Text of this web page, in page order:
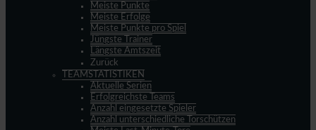
Meiste Punkte
Meiste Erfolge
Meiste Punkte pro Spiel
Jüngste Trainer
Längste Amtszeit
Zurück
TEAMSTATISTIKEN
Aktuelle Serien
Erfolgreichste Teams
Anzahl eingesetzte Spieler
Anzahl unterschiedliche Torschützen